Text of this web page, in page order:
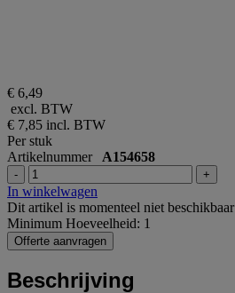
€ 6,49
excl. BTW
€ 7,85 incl. BTW
Per stuk
Artikelnummer A154658
- +
In winkelwagen
Dit artikel is momenteel niet beschikbaar
Minimum Hoeveelheid: 1
Offerte aanvragen
Beschrijving